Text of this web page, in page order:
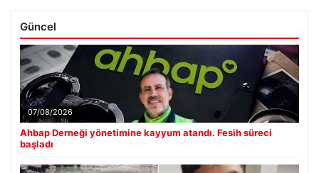
Güncel
07/08/2026
Ahbap Derneği yönetimine kayyum atandı. Fesih süreci
başladı